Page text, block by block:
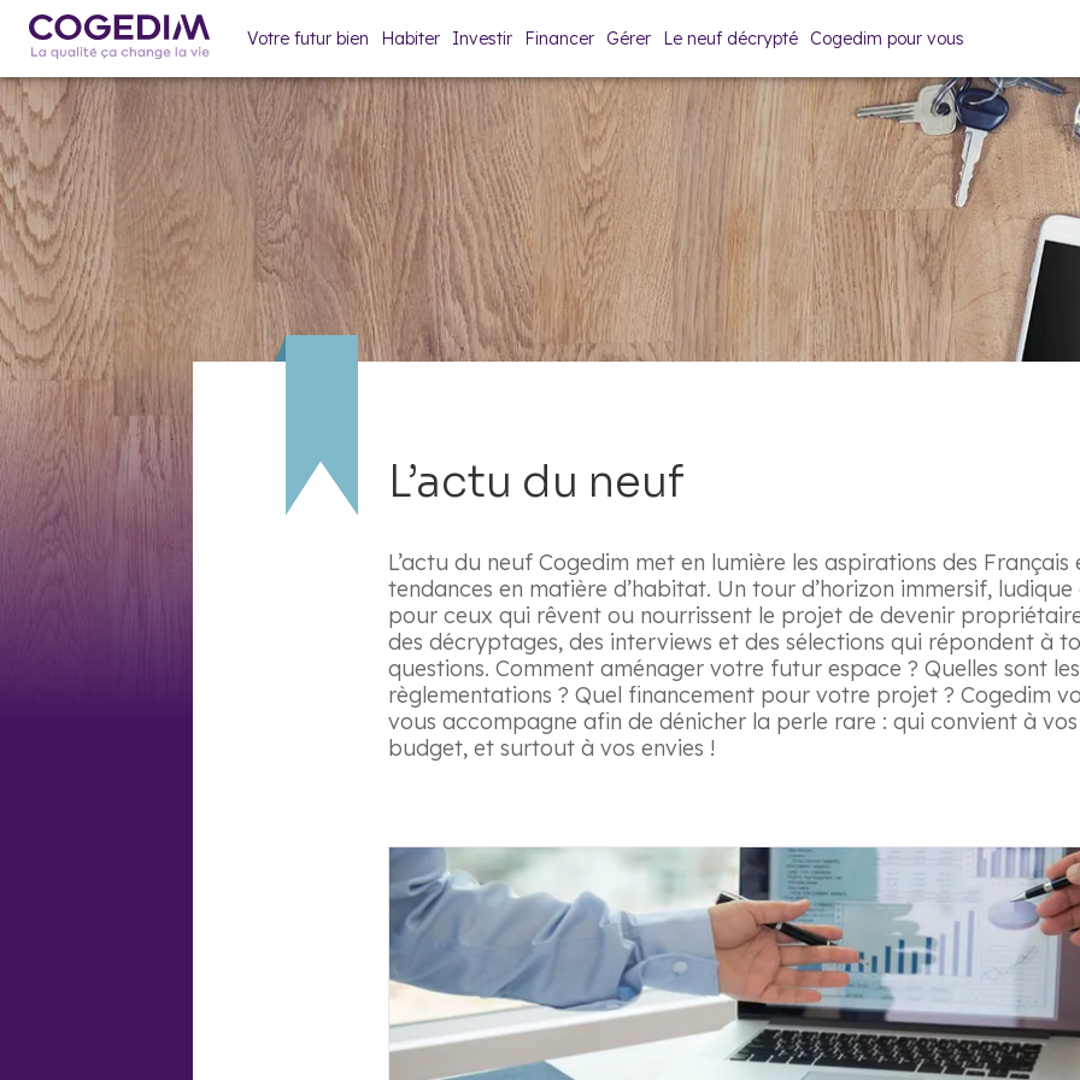
Votre futur bien Habiter Investir Financer Gérer Le neuf décrypté Cogedim pour vous
L’actu du neuf
L’actu du neuf Cogedim met en lumière les aspirations des Français
tendances en matière d’habitat. Un tour d’horizon immersif,
pour ceux qui rêvent ou nourrissent le projet de devenir
des décryptages, des interviews et des sélections qui répondent à
questions. Comment aménager votre futur espace ? Quelles sont
règlementations ? Quel financement pour votre projet ? Cogedim
vous accompagne afin de dénicher la perle rare : qui convient à
budget, et surtout à vos envies !